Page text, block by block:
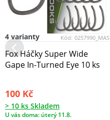
Kód: 0257990_MAS
4 varianty
Fox Háčky Super Wide
Gape In-Turned Eye 10 ks
100 Kč
> 10 ks Skladem
U vás doma: úterý 11.8.